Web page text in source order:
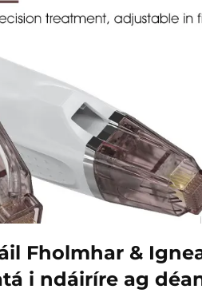
Fholmhar &
i ndáiríre ag